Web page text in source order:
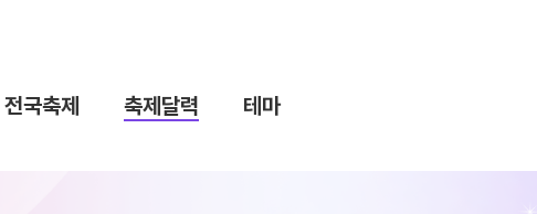
전국축제 축제달력 테마